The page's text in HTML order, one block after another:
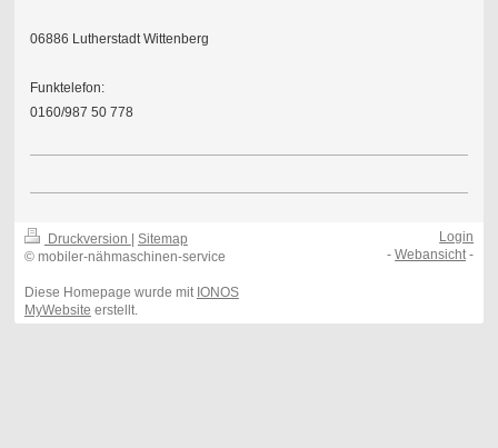
06886 Lutherstadt Wittenberg
Funktelefon:
0160/987 50 778
Druckversion | Sitemap
© mobiler-nähmaschinen-service
Diese Homepage wurde mit IONOS
MyWebsite erstellt.
Login
-Webansicht -